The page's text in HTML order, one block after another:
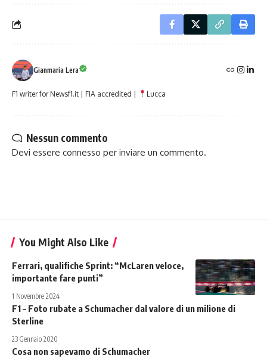
Gianmaria Lera
F1 writer for Newsf1.it | FIA accredited | Lucca
Nessun commento
Devi essere connesso per inviare un commento.
You Might Also Like
Ferrari, qualifiche Sprint: “McLaren veloce,
importante fare punti”
1 Novembre 2024
F1 – Foto rubate a Schumacher dal valore di un milione di
Sterline
23 Gennaio 2020
Cosa non sapevamo di Schumacher